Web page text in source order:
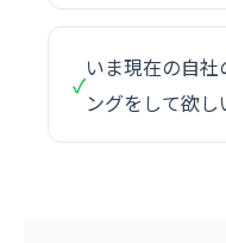
✓
いま現在の自社
ングをして欲し